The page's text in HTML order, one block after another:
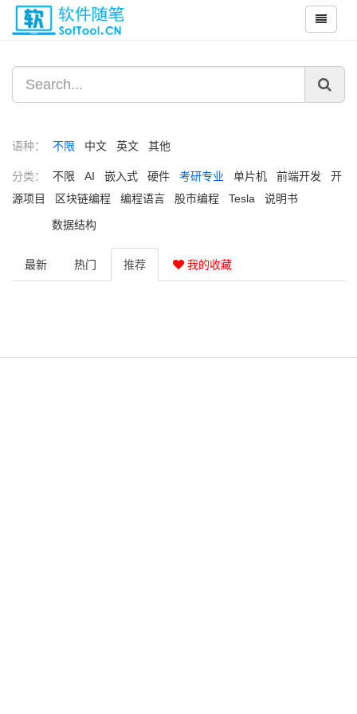
语种： 不限 中文 英文 其他
分类： 不限 AI 嵌入式 硬件 考研专业 单片机 前端开发
开
源项目
区块链编程 编程语言 股市编程 Tesla 说明书
数据结构
最新 热门 推荐 我的收藏